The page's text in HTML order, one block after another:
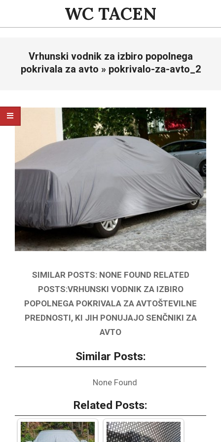
content
WC TACEN
NavigationVrhunski vodnik za izbiro popolnega
pokrivala za avto » pokrivalo-za-avto_2
SIMILAR POSTS: NONE FOUND RELATED
POSTS:VRHUNSKI VODNIK ZA IZBIRO
POPOLNEGA POKRIVALA ZA AVTOŠTEVILNE
PREDNOSTI, KI JIH PONUJAJO SENČNIKI ZA
AVTO
Similar Posts:
None Found
Related Posts: